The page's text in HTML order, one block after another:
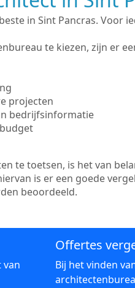
in Sint Pancras. Voor
te kiezen, zijn er
projecten
bedrijfsinformatie
te toetsen, is het van
is er een goede
beoordeeld.
van
Offertes
Bij het vinden